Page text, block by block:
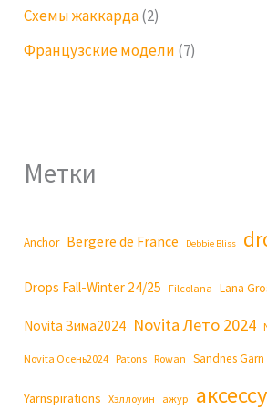
Схемы жаккарда(2)
Французские модели (7)
Метки
Anchor Bergere de France Debbie Bliss
Drops Fall-Winter 24/25 Filcolana Lana
Novita Зима2024 Novita Лето 2024
Novita Осень2024 Patons Rowan Sandnes Garn
Yarnspirations Хэллоуин ажур